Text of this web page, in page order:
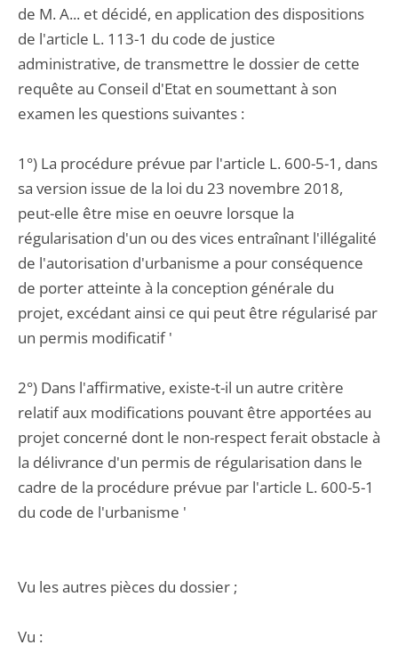
de M. A... et décidé, en application des dispositions
de l'article L. 113-1 du code de justice
administrative, de transmettre le dossier de cette
requête au Conseil d'Etat en soumettant à son
examen les questions suivantes :
1°) La procédure prévue par l'article L. 600-5-1, dans
sa version issue de la loi du 23 novembre 2018,
peut-elle être mise en oeuvre lorsque la
régularisation d'un ou des vices entraînant l'illégalité
de l'autorisation d'urbanisme a pour conséquence
de porter atteinte à la conception générale du
projet, excédant ainsi ce qui peut être régularisé par
un permis modificatif '
2°) Dans l'affirmative, existe-t-il un autre critère
relatif aux modifications pouvant être apportées au
projet concerné dont le non-respect ferait obstacle à
la délivrance d'un permis de régularisation dans le
cadre de la procédure prévue par l'article L. 600-5-1
du code de l'urbanisme '
Vu les autres pièces du dossier ;
Vu :